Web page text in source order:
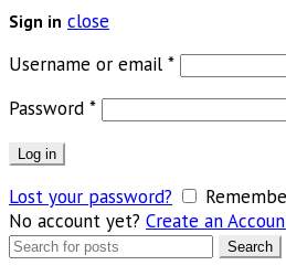
Sign in close
Username or email *Обязательно
Password *Обязательно
Log in
Lost your password?
No account yet? Create an
Search
Search